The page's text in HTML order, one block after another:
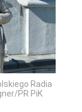
Radia
PR PiK